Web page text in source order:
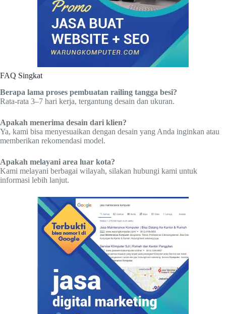
FAQ Singkat
Berapa lama proses pembuatan railing tangga besi?
Rata-rata 3–7 hari kerja, tergantung desain dan ukuran.
Apakah menerima desain dari klien?
Ya, kami bisa menyesuaikan dengan desain yang Anda inginkan atau
memberikan rekomendasi model.
Apakah melayani area luar kota?
Kami melayani berbagai wilayah, silakan hubungi kami untuk
informasi lebih lanjut.